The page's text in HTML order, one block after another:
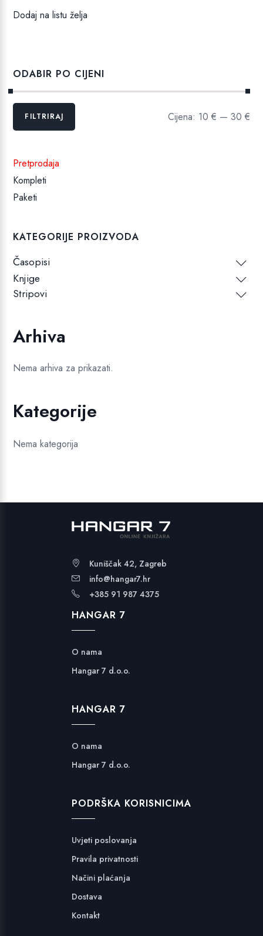
Dodaj na listu želja
ODABIR PO CIJENI
Min
MaksFILTRIRAJ Cijena: 10 € — 30 €
Pretprodaja
Kompleti
Paketi
KATEGORIJE PROIZVODA
Časopisi
Knjige
Stripovi
Arhiva
Nema arhiva za prikazati.
Kategorije
Nema kategorija
Kuniščak 42, Zagreb
info@hangar7.hr
+385 91 987 4375
HANGAR 7
O nama
Hangar 7 d.o.o.
HANGAR 7
O nama
Hangar 7 d.o.o.
PODRŠKA KORISNICIMA
Uvjeti poslovanja
Pravila privatnosti
Načini plaćanja
Dostava
Kontakt